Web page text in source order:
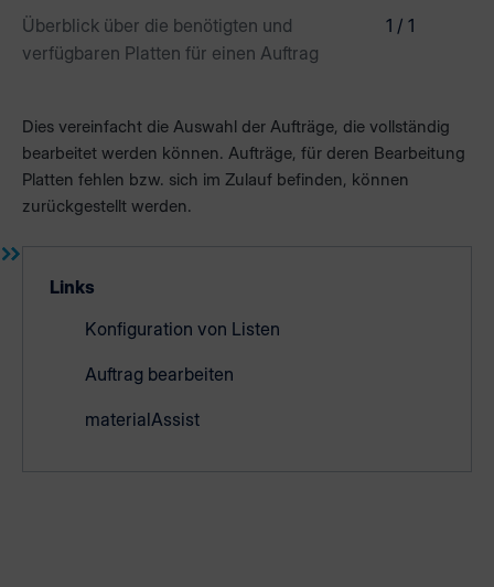
Überblick über die benötigten und
verfügbaren Platten für einen Auftrag
1 / 1
Dies vereinfacht die Auswahl der Aufträge, die vollständig
bearbeitet werden können. Aufträge, für deren Bearbeitung
Platten fehlen bzw. sich im Zulauf befinden, können
zurückgestellt werden.
Links
Konfiguration von Listen
Auftrag bearbeiten
materialAssist